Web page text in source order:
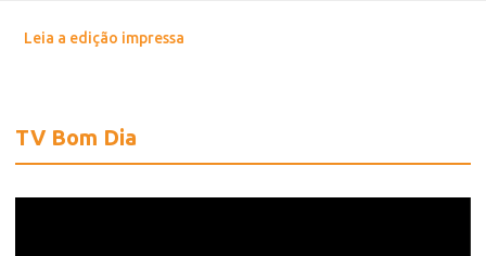
Leia a edição impressa
TV Bom Dia